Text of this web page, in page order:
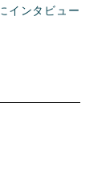
インタビュー